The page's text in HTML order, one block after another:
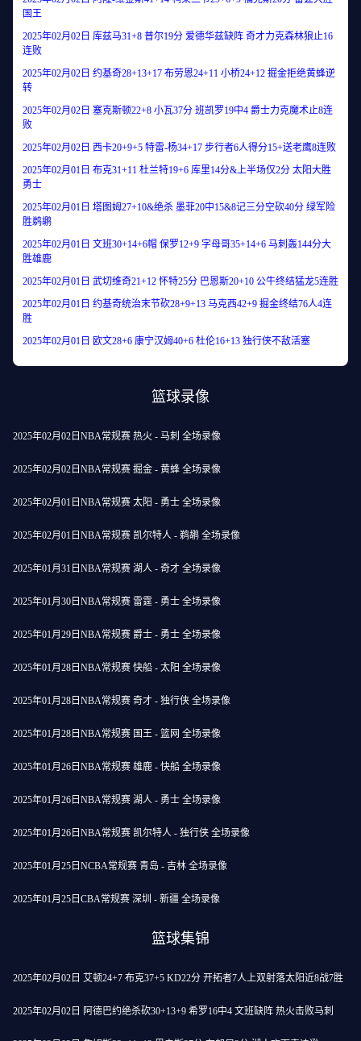
国王
2025年02月02日 库兹马31+8 普尔19分 爱德华兹缺阵 奇才力克森林狼止16
连败
2025年02月02日 约基奇28+13+17 布劳恩24+11 小桥24+12 掘金拒绝黄蜂逆
转
2025年02月02日 塞克斯顿22+8 小瓦37分 班凯罗19中4 爵士力克魔术止8连
败
2025年02月02日 西卡20+9+5 特雷-杨34+17 步行者6人得分15+送老鹰8连败
2025年02月01日 布克31+11 杜兰特19+6 库里14分&上半场仅2分 太阳大胜
勇士
2025年02月01日 塔图姆27+10&绝杀 墨菲20中15&8记三分空砍40分 绿军险
胜鹈鹕
2025年02月01日 文班30+14+6帽 保罗12+9 字母哥35+14+6 马刺轰144分大
胜雄鹿
2025年02月01日 武切维奇21+12 怀特25分 巴恩斯20+10 公牛终结猛龙5连胜
2025年02月01日 约基奇统治末节砍28+9+13 马克西42+9 掘金终结76人4连
胜
2025年02月01日 欧文28+6 康宁汉姆40+6 杜伦16+13 独行侠不敌活塞
篮球录像
2025年02月02日NBA常规赛 热火 - 马刺 全场录像
2025年02月02日NBA常规赛 掘金 - 黄蜂 全场录像
2025年02月01日NBA常规赛 太阳 - 勇士 全场录像
2025年02月01日NBA常规赛 凯尔特人 - 鹈鹕 全场录像
2025年01月31日NBA常规赛 湖人 - 奇才 全场录像
2025年01月30日NBA常规赛 雷霆 - 勇士 全场录像
2025年01月29日NBA常规赛 爵士 - 勇士 全场录像
2025年01月28日NBA常规赛 快船 - 太阳 全场录像
2025年01月28日NBA常规赛 奇才 - 独行侠 全场录像
2025年01月28日NBA常规赛 国王 - 篮网 全场录像
2025年01月26日NBA常规赛 雄鹿 - 快船 全场录像
2025年01月26日NBA常规赛 湖人 - 勇士 全场录像
2025年01月26日NBA常规赛 凯尔特人 - 独行侠 全场录像
2025年01月25日NCBA常规赛 青岛 - 吉林 全场录像
2025年01月25日CBA常规赛 深圳 - 新疆 全场录像
篮球集锦
2025年02月02日 艾顿24+7 布克37+5 KD22分 开拓者7人上双射落太阳近8战7胜
2025年02月02日 阿德巴约绝杀砍30+13+9 希罗16中4 文班缺阵 热火击败马刺